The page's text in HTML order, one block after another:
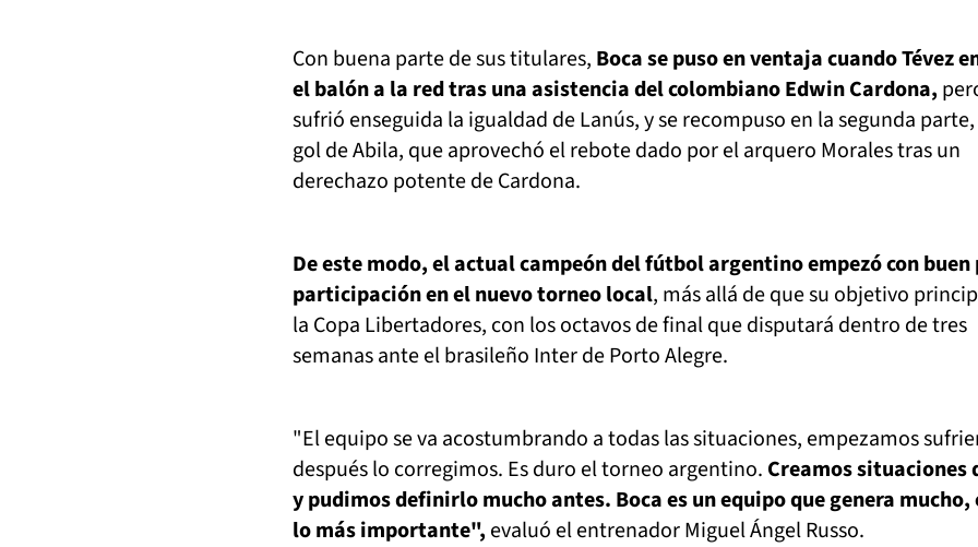
Con buena parte de sus titulares, Boca se puso en ventaja cuando Tévez
el balón a la red tras una asistencia del colombiano Edwin Cardona,
sufrió enseguida la igualdad de Lanús, y se recompuso en la segunda
gol de Abila, que aprovechó el rebote dado por el arquero Morales tras un
derechazo potente de Cardona.
De este modo, el actual campeón del fútbol argentino empezó con buen
participación en el nuevo torneo local, más allá de que su objetivo
la Copa Libertadores, con los octavos de final que disputará dentro de tres
semanas ante el brasileño Inter de Porto Alegre.
"El equipo se va acostumbrando a todas las situaciones, empezamos
después lo corregimos. Es duro el torneo argentino. Creamos situaciones
y pudimos definirlo mucho antes. Boca es un equipo que genera mucho,
lo más importante", evaluó el entrenador Miguel Ángel Russo.